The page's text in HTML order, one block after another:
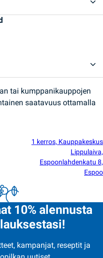
tai kumppanikauppojen
saatavuus ottamalla
1 kerros, Kauppakeskus
Lippulaiva,
Espoonlahdenkatu 8,
Espoo
10% alennusta
kampanjat, reseptit ja